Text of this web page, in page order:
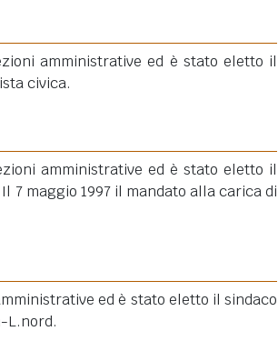
amministrative ed è stato eletto il
civica.
amministrative ed è stato eletto il
7 maggio 1997 il mandato alla carica di
ed è stato eletto il sindaco
L.nord.